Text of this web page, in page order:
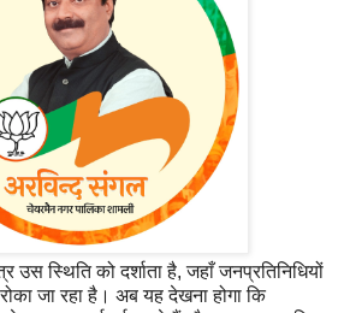
स्थिति को दर्शाता है, जहाँ जनप्रतिनिधियों
जा रहा है। अब यह देखना होगा कि